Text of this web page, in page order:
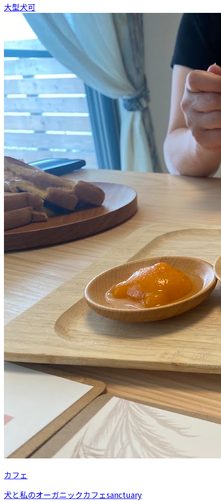
大型犬可
カフェ
犬と私のオーガニックカフェsanctuary